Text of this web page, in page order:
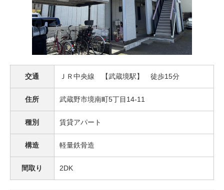
交通 ＪＲ中央線 【武蔵境駅】 徒歩15分
住所 武蔵野市境南町5丁目14-11
種別 賃貸アパート
構造 軽量鉄骨造
間取り 2DK